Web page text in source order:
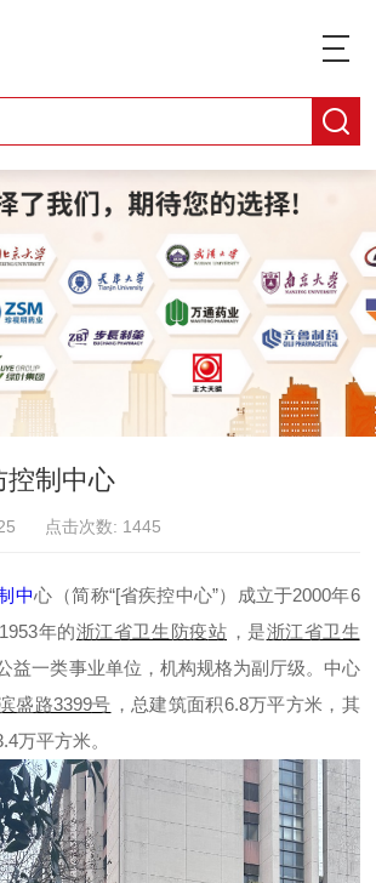
控制中心
25 点击次数: 1445
中心 （简称“[省疾控中心”）成立于2000年6
年的浙江省卫生防疫站 ，是浙江省卫生
益一类事业单位，机构规格为副厅级。中心
盛路3399号 ，总建筑面积6.8万平方米，其
万平方米‌。